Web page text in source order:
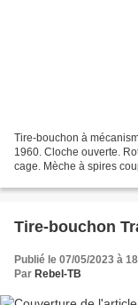
Tire-bouchon à
1960. Cloche ouverte.
cage. Mèche à spires
Tire-bouchon
Publié le 07/05/2023 à
Par Rebel-TB